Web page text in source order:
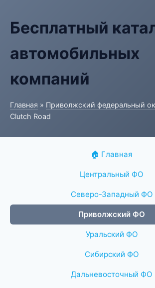
Бесплатный
автомобильных
компаний
Главная » Приволжский федеральный
Clutch Road
🏠 Главная
Центральный ФО
Северо-Западный ФО
Приволжский ФО
Уральский ФО
Сибирский ФО
Дальневосточный ФО